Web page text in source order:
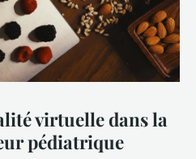
virtuelle dans la
pédiatrique